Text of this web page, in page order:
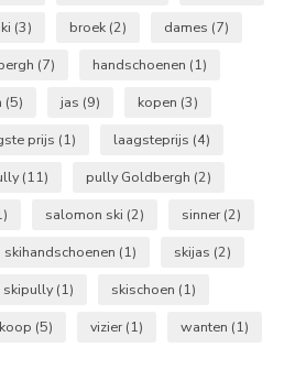
(3) broek (2) dames (7)
(7) handschoenen (1)
(5) jas (9) kopen (3)
prijs (1) laagsteprijs (4)
(11) pully Goldbergh (2)
salomon ski (2) sinner (2)
skihandschoenen (1) skijas (2)
skipully(1) skischoen (1)
(5) vizier (1) wanten (1)